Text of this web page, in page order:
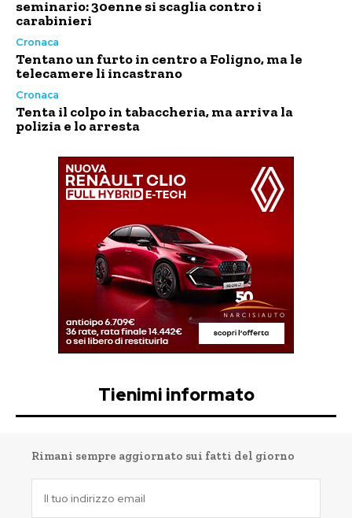
seminario: 30enne si scaglia contro i
carabinieri
Cronaca
Tentano un furto in centro a Foligno, ma le
telecamere li incastrano
Cronaca
Tenta il colpo in tabaccheria, ma arriva la
polizia e lo arresta
Tienimi informato
Rimani sempre aggiornato sui fatti del giorno